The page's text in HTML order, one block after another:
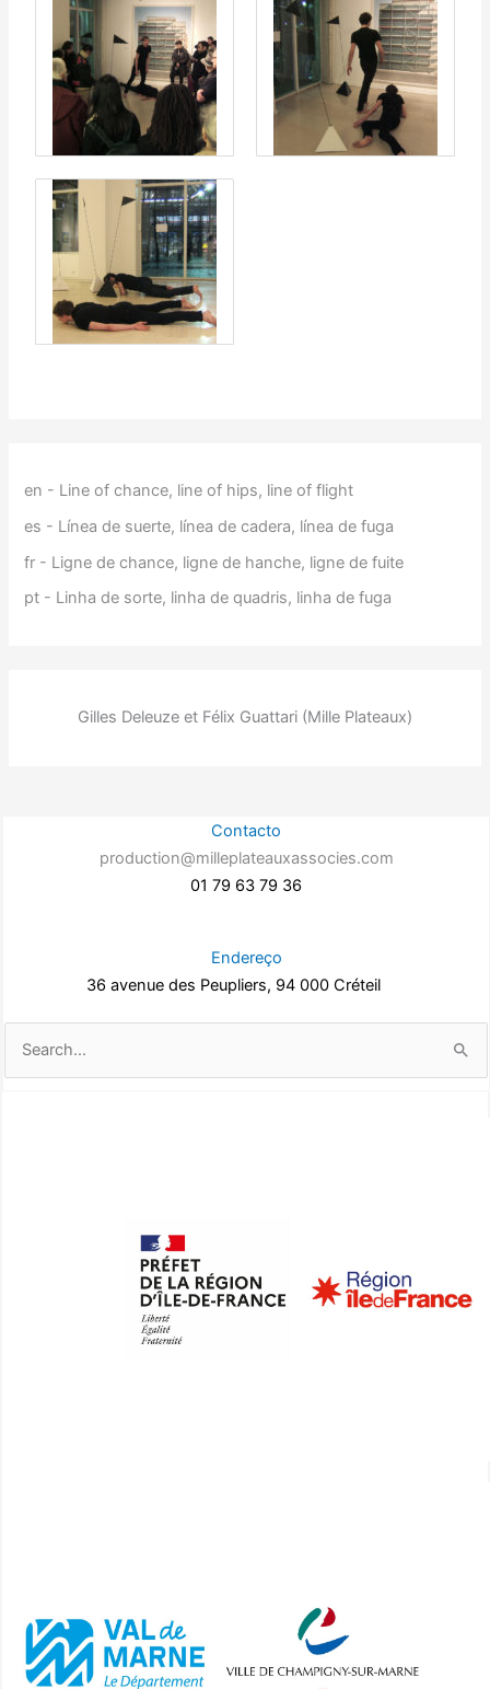
en - Line of chance, line of hips, line of flight
es - Línea de suerte, línea de cadera, línea de fuga
fr - Ligne de chance, ligne de hanche, ligne de fuite
pt - Linha de sorte, linha de quadris, linha de fuga
Gilles Deleuze et Félix Guattari (Mille Plateaux)
Contacto
production@milleplateauxassocies.com
01 79 63 79 36
Endereço
36 avenue des Peupliers, 94 000 Créteil
por: